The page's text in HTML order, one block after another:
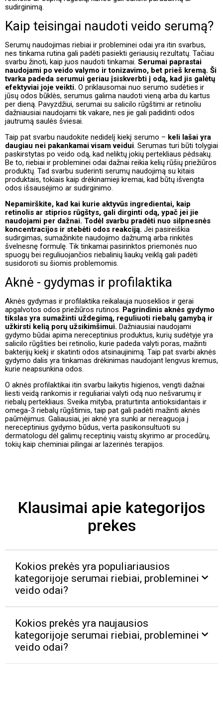
sudirginimą.
Kaip teisingai naudoti veido serumą?
Serumų naudojimas riebiai ir probleminei odai yra itin svarbus,
nes tinkama rutina gali padėti pasiekti geriausių rezultatų. Tačiau
svarbu žinoti, kaip juos naudoti tinkamai. Serumai paprastai
naudojami po veido valymo ir tonizavimo, bet prieš kremą. Ši
tvarka padeda serumui geriau įsiskverbti į odą, kad jis galėtų
efektyviai joje veikti. O priklausomai nuo serumo sudėties ir
jūsų odos būklės, serumus galima naudoti vieną arba du kartus
per dieną. Pavyzdžiui, serumai su salicilo rūgštimi ar retinoliu
dažniausiai naudojami tik vakare, nes jie gali padidinti odos
jautrumą saulės šviesai.
Taip pat svarbu naudokite nedidelį kiekį serumo – keli lašai yra
daugiau nei pakankamai visam veidui. Serumas turi būti tolygiai
paskirstytas po veido odą, kad neliktų jokių pertekliaus pėdsakų.
Be to, riebiai ir probleminei odai dažnai reikia kelių rūšių priežiūros
produktų. Tad svarbu suderinti serumų naudojimą su kitais
produktais, tokiais kaip drėkinamieji kremai, kad būtų išvengta
odos išsausėjimo ar sudirginimo.
Nepamirškite, kad kai kurie aktyvūs ingredientai, kaip
retinolis ar stiprios rūgštys, gali dirginti odą, ypač jei jie
naudojami per dažnai. Todėl svarbu pradėti nuo silpnesnės
koncentracijos ir stebėti odos reakciją. Jei pasireiškia
sudirgimas, sumažinkite naudojimo dažnumą arba rinkitės
švelnesnę formulę. Tik tinkamai pasirinktos priemonės nuo
spuogų bei reguliuojančios riebalinių liaukų veiklą gali padėti
susidoroti su šiomis problemomis.
Aknė - gydymas ir profilaktika
Aknės gydymas ir profilaktika reikalauja nuoseklios ir gerai
apgalvotos odos priežiūros rutinos. Pagrindinis aknės gydymo
tikslas yra sumažinti uždegimą, reguliuoti riebalų gamybą ir
užkirsti kelią porų užsikimšimui. Dažniausiai naudojami
gydymo būdai apima nereceptinius produktus, kurių sudėtyje yra
salicilo rūgšties bei retinolio, kurie padeda valyti poras, mažinti
bakterijų kiekį ir skatinti odos atsinaujinimą. Taip pat svarbi aknės
gydymo dalis yra tinkamas drėkinimas naudojant lengvus kremus,
kurie neapsunkina odos.
O aknės profilaktikai itin svarbu laikytis higienos, vengti dažnai
liesti veidą rankomis ir reguliariai valyti odą nuo nešvarumų ir
riebalų pertekliaus. Sveika mityba, praturtinta antioksidantais ir
omega-3 riebalų rūgštimis, taip pat gali padėti mažinti aknės
paūmėjimus. Galiausiai, jei aknė yra sunki ar nereaguoja į
nereceptinius gydymo būdus, verta pasikonsultuoti su
dermatologu dėl galimų receptinių vaistų skyrimo ar procedūrų,
tokių kaip cheminiai pilingai ar lazerinės terapijos.
Klausimai apie kategorijos
prekes
Kokios prekės yra populiariausios
kategorijoje serumai riebiai, probleminei
veido odai?
Kokios prekės yra naujausios
kategorijoje serumai riebiai, probleminei
veido odai?